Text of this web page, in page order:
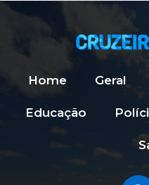
Home Geral
Educação